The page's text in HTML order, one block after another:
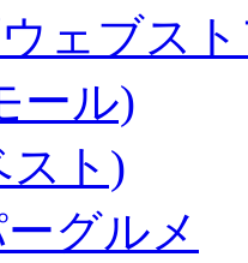
ェブス
ール)
スト)
グルメ